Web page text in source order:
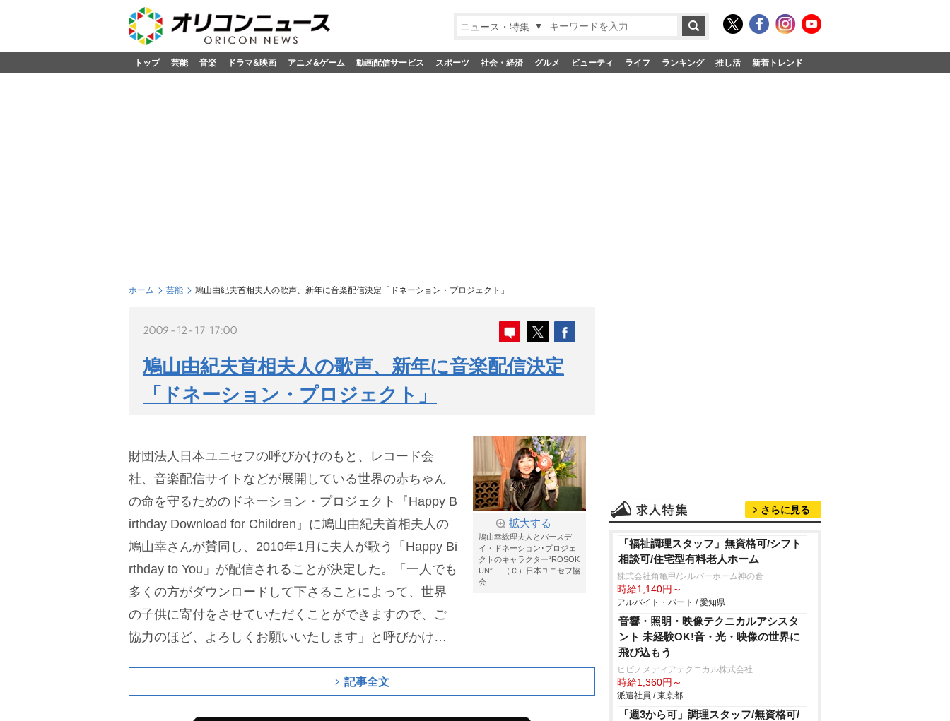
ニュース・特集
トップ 芸能 音楽 ドラマ&映画 アニメ&ゲーム 動画配信サービス スポーツ 社会・経済 グルメ ビューティ ライフ ランキング 推し活 新着トレンド
ホーム 芸能 鳩山由紀夫首相夫人の歌声、新年に音楽配信決定「ドネーション・プロジェクト」
2009-12-17 17:00
鳩山由紀夫首相夫人の歌声、新年に音楽配信決定
「ドネーション・プロジェクト」
拡大する
鳩山幸総理夫人とバースデ
イ・ドネーション･プロジェ
クトのキャラクター“ROSOK
UN” （Ｃ）日本ユニセフ協
会
財団法人日本ユニセフの呼びかけのもと、レコード会
社、音楽配信サイトなどが展開している世界の赤ちゃん
の命を守るためのドネーション・プロジェクト『Happy B
irthday Download for Children』に鳩山由紀夫首相夫人の
鳩山幸さんが賛同し、2010年1月に夫人が歌う「Happy Bi
rthday to You」が配信されることが決定した。「一人でも
多くの方がダウンロードして下さることによって、世界
の子供に寄付をさせていただくことができますので、ご
協力のほど、よろしくお願いいたします」と呼びかけて
記事全文
さらに見る
「福祉調理スタッフ」無資格可/シフト
相談可/住宅型有料老人ホーム
株式会社角亀甲/シルバーホーム神の倉
時給1,140円～
アルバイト・パート / 愛知県
音響・照明・映像テクニカルアシスタ
ント 未経験OK!音・光・映像の世界に
飛び込もう
ヒビノメディアテクニカル株式会社
時給1,360円～
派遣社員 / 東京都
「週3から可」調理スタッフ/無資格可/